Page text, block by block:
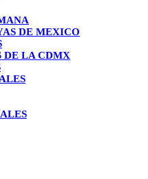
DE MEXICO
DE LA CDMX